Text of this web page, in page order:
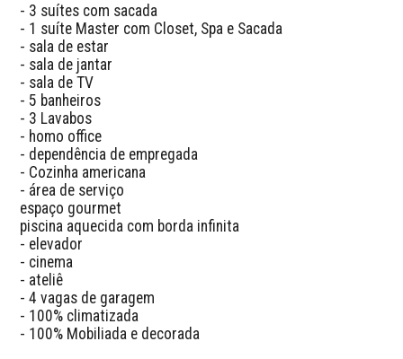
- 3 suítes com sacada
- 1 suíte Master com Closet, Spa e Sacada
- sala de estar
- sala de jantar
- sala de TV
- 5 banheiros
- 3 Lavabos
- homo office
- dependência de empregada
- Cozinha americana
- área de serviço
espaço gourmet
piscina aquecida com borda infinita
- elevador
- cinema
- ateliê
- 4 vagas de garagem
- 100% climatizada
- 100% Mobiliada e decorada